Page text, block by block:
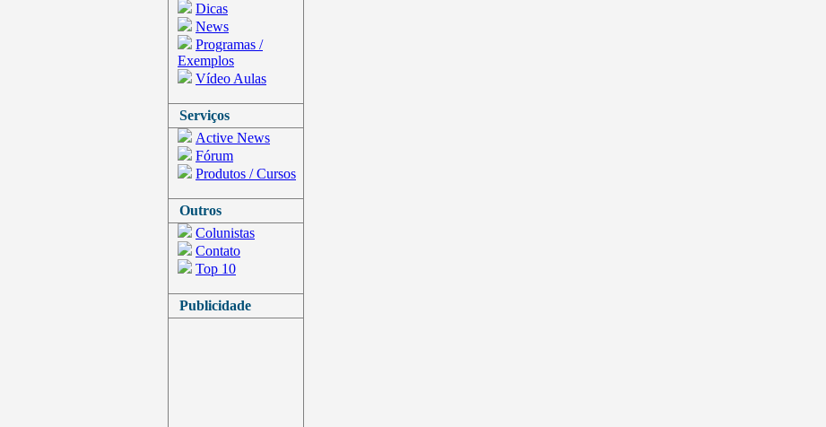
Dicas
News
Programas /
Exemplos
Vídeo Aulas
Serviços
Active News
Fórum
Produtos / Cursos
Outros
Colunistas
Contato
Top 10
Publicidade